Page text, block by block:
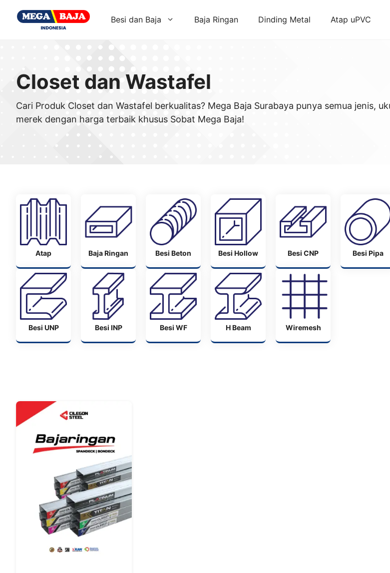
Besi dan Baja Baja Ringan Dinding Metal Atap uPVC
Closet dan Wastafel
Cari Produk Closet dan Wastafel berkualitas? Mega Baja Surabaya punya semua jenis,
merek dengan harga terbaik khusus Sobat Mega Baja!
Atap Baja Ringan Besi Beton Besi Hollow Besi CNP Besi Pipa
Besi UNP Besi INP Besi WF H Beam Wiremesh